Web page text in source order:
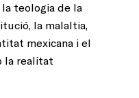
teologia de la
la malaltia,
mexicana i el
la realitat